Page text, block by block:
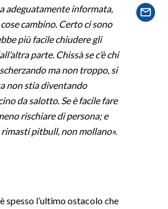
adeguatamente informata,
cambino. Certo ci sono
più facile chiudere gli
parte. Chissà se c’è chi
ma non troppo, si
non stia diventando
da salotto. Se è facile fare
rischiare di persona; e
pitbull, non mollano».
spesso l’ultimo ostacolo che